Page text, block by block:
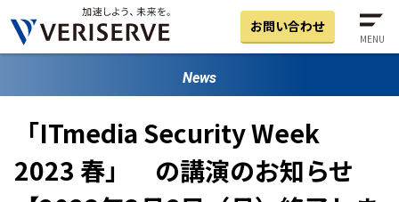
お問い合わせ
MENU
News
「ITmedia Security Week
2023 春」 の講演のお知らせ